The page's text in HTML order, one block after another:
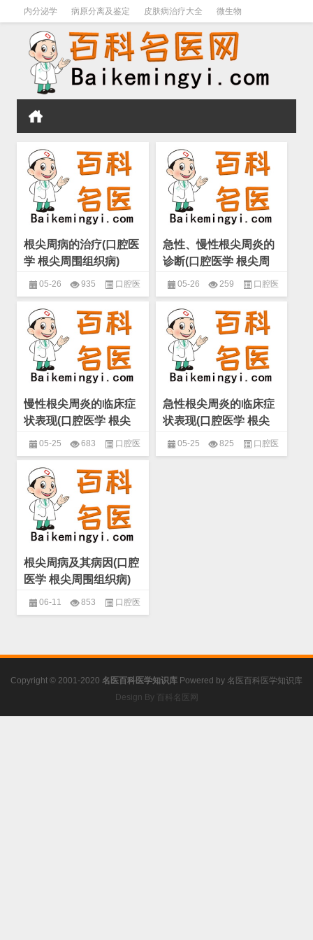
内分泌学 病原分离及鉴定 皮肤病治疗大全 微生物
皮肤病学 男科学 血液病学 心血管 口腔医学
根尖周病的治疗(口腔医
学 根尖周围组织病)
05-26 935 口腔医
,实用牙体牙髓病治疗学 根尖
周围组织病
急性、慢性根尖周炎的
诊断(口腔医学 根尖周
围组织病)
05-26 259 口腔医
,实用牙体牙髓病治疗学 根尖
周围组织病
慢性根尖周炎的临床症
状表现(口腔医学 根尖
周围组织病)
05-25 683 口腔医
,实用牙体牙髓病治疗学 根尖
周围组织病
急性根尖周炎的临床症
状表现(口腔医学 根尖
周围组织病)
05-25 825 口腔医
根尖周病及其病因(口腔
医学 根尖周围组织病)
06-11 853 口腔医
Copyright © 2001-2020 名医百科医学知识库 Powered by 名医百科医学知识库
Design By 百科名医网